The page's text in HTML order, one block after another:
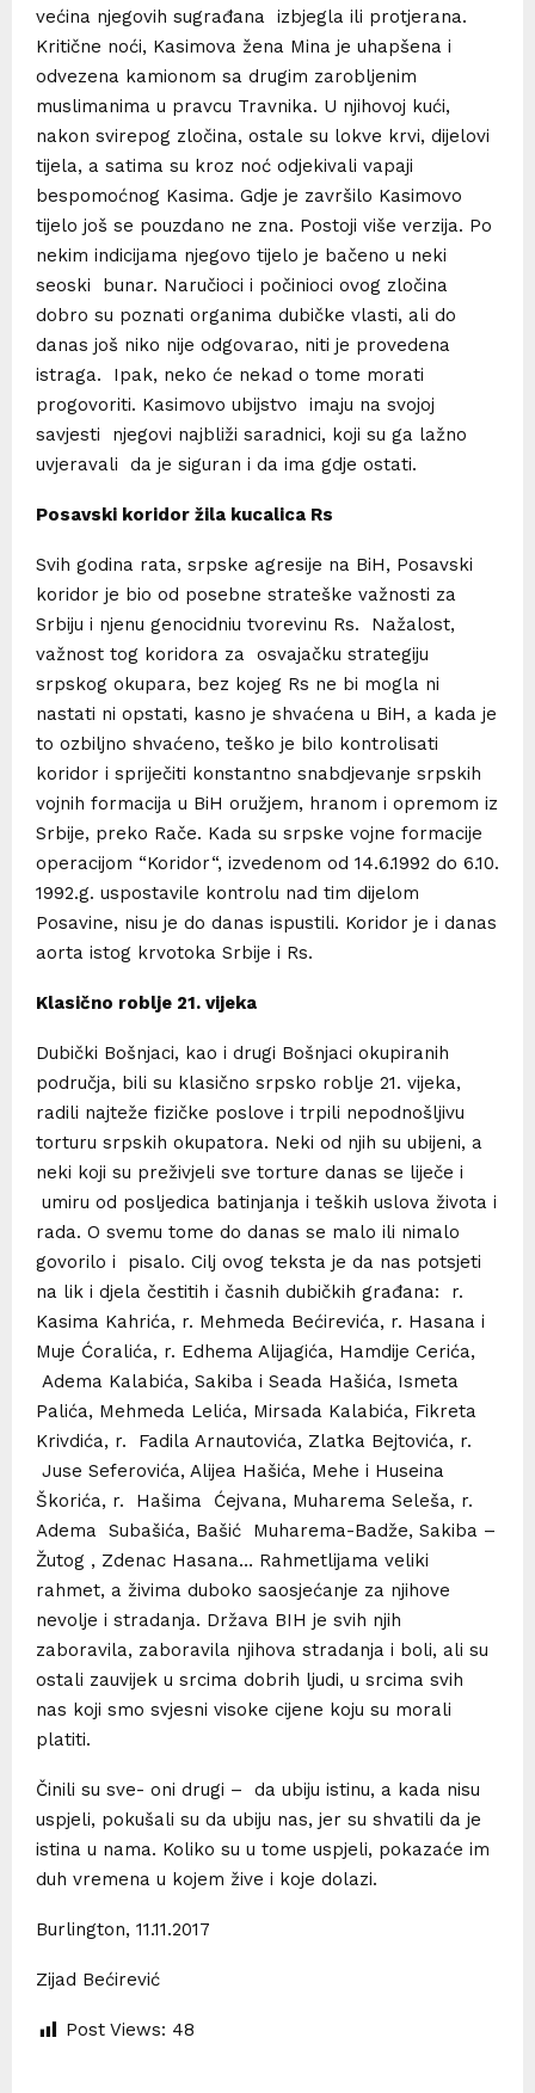
većina njegovih sugrađana izbjegla ili protjerana.
Kritične noći, Kasimova žena Mina je uhapšena i
odvezena kamionom sa drugim zarobljenim
muslimanima u pravcu Travnika. U njihovoj kući,
nakon svirepog zločina, ostale su lokve krvi, dijelovi
tijela, a satima su kroz noć odjekivali vapaji
bespomoćnog Kasima. Gdje je završilo Kasimovo
tijelo još se pouzdano ne zna. Postoji više verzija. Po
nekim indicijama njegovo tijelo je bačeno u neki
seoski bunar. Naručioci i počinioci ovog zločina
dobro su poznati organima dubičke vlasti, ali do
danas još niko nije odgovarao, niti je provedena
istraga. Ipak, neko će nekad o tome morati
progovoriti. Kasimovo ubijstvo imaju na svojoj
savjesti njegovi najbliži saradnici, koji su ga lažno
uvjeravali da je siguran i da ima gdje ostati.
Posavski koridor žila kucalica Rs
Svih godina rata, srpske agresije na BiH, Posavski
koridor je bio od posebne strateške važnosti za
Srbiju i njenu genocidniu tvorevinu Rs. Nažalost,
važnost tog koridora za osvajačku strategiju
srpskog okupara, bez kojeg Rs ne bi mogla ni
nastati ni opstati, kasno je shvaćena u BiH, a kada je
to ozbiljno shvaćeno, teško je bilo kontrolisati
koridor i spriječiti konstantno snabdjevanje srpskih
vojnih formacija u BiH oružjem, hranom i opremom iz
Srbije, preko Rače. Kada su srpske vojne formacije
operacijom “Koridor“, izvedenom od 14.6.1992 do 6.10.
1992.g. uspostavile kontrolu nad tim dijelom
Posavine, nisu je do danas ispustili. Koridor je i danas
aorta istog krvotoka Srbije i Rs.
Klasično roblje 21. vijeka
Dubički Bošnjaci, kao i drugi Bošnjaci okupiranih
područja, bili su klasično srpsko roblje 21. vijeka,
radili najteže fizičke poslove i trpili nepodnošljivu
torturu srpskih okupatora. Neki od njih su ubijeni, a
neki koji su preživjeli sve torture danas se liječe i
umiru od posljedica batinjanja i teških uslova života i
rada. O svemu tome do danas se malo ili nimalo
govorilo i pisalo. Cilj ovog teksta je da nas potsjeti
na lik i djela čestitih i časnih dubičkih građana: r.
Kasima Kahrića, r. Mehmeda Bećirevića, r. Hasana i
Muje Ćoralića, r. Edhema Alijagića, Hamdije Cerića,
Adema Kalabića, Sakiba i Seada Hašića, Ismeta
Palića, Mehmeda Lelića, Mirsada Kalabića, Fikreta
Krivdića, r. Fadila Arnautovića, Zlatka Bejtovića, r.
Juse Seferovića, Alijea Hašića, Mehe i Huseina
Škorića, r. Hašima Ćejvana, Muharema Seleša, r.
Adema Subašića, Bašić Muharema-Badže, Sakiba –
Žutog , Zdenac Hasana… Rahmetlijama veliki
rahmet, a živima duboko saosjećanje za njihove
nevolje i stradanja. Država BIH je svih njih
zaboravila, zaboravila njihova stradanja i boli, ali su
ostali zauvijek u srcima dobrih ljudi, u srcima svih
nas koji smo svjesni visoke cijene koju su morali
platiti.
Činili su sve- oni drugi – da ubiju istinu, a kada nisu
uspjeli, pokušali su da ubiju nas, jer su shvatili da je
istina u nama. Koliko su u tome uspjeli, pokazaće im
duh vremena u kojem žive i koje dolazi.
Burlington, 11.11.2017
Zijad Bećirević
Post Views: 48